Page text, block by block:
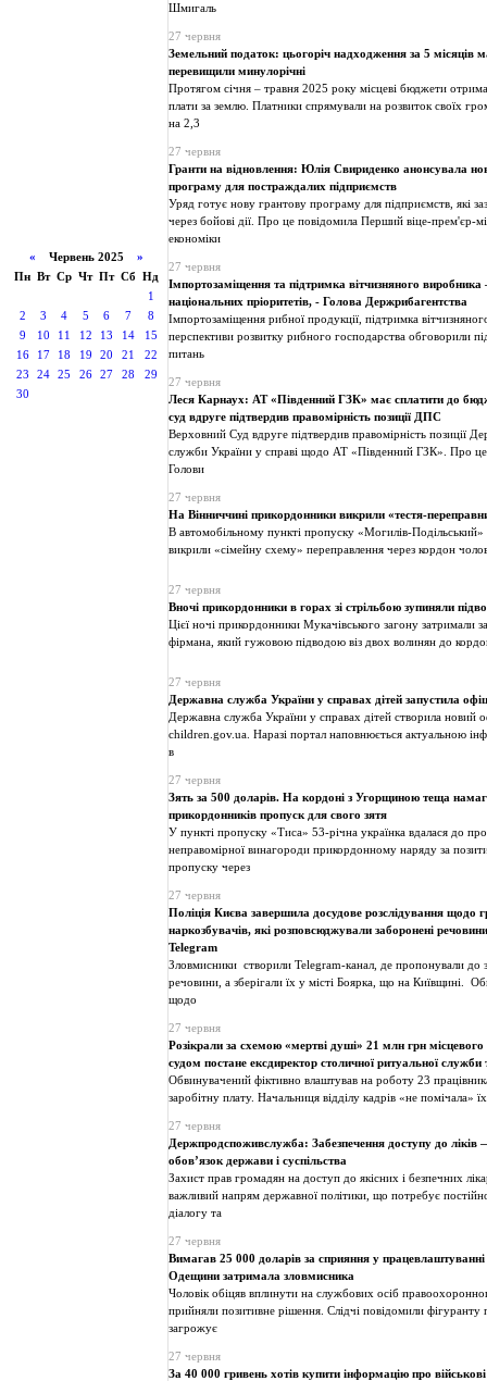
« Червень 2025 »
Пн Вт Ср Чт Пт Сб Нд
1
2
3 4 5 6 7
8
9
10 11 12 13 14
15
16
17 18 19 20 21
22
23
24 25 26 27 28
29
30
Шмигаль
27 червня
Земельний податок: цьогоріч надходження за 5 місяців
перевищили минулорічні
Протягом січня – травня 2025 року місцеві бюджети
плати за землю. Платники спрямували на розвиток своїх
на 2,3
27 червня
Гранти на відновлення: Юлія Свириденко анонсувала
програму для постраждалих підприємств
Уряд готує нову грантову програму для підприємств, які
через бойові дії. Про це повідомила Перший віце-прем'єр-
економіки
27 червня
Імпортозаміщення та підтримка вітчизняного виробника
національних пріоритетів, - Голова Держрибагентства
Імпортозаміщення рибної продукції, підтримка
перспективи розвитку рибного господарства обговорили
питань
27 червня
Леся Карнаух: АТ «Південний ГЗК» має сплатити до
суд вдруге підтвердив правомірність позиції ДПС
Верховний Суд вдруге підтвердив правомірність позиції
служби України у справі щодо АТ «Південний ГЗК». Про
Голови
27 червня
На Вінниччині прикордонники викрили «тестя-
В автомобільному пункті пропуску «Могилів-
викрили «сімейну схему» переправлення через кордон
27 червня
Вночі прикордонники в горах зі стрільбою зупиняли
Цієї ночі прикордонники Мукачівського загону затримали
фірмана, який гужовою підводою віз двох волинян до
27 червня
Державна служба України у справах дітей запустила
Державна служба України у справах дітей створила новий
children.gov.ua. Наразі портал наповнюється актуальною
в
27 червня
Зять за 500 доларів. На кордоні з Угорщиною теща
прикордонників пропуск для свого зятя
У пункті пропуску «Тиса» 53-річна українка вдалася до
неправомірної винагороди прикордонному наряду за
пропуску через
27 червня
Поліція Києва завершила досудове розслідування щодо
наркозбувачів, які розповсюджували заборонені
Telegram
Зловмисники створили Telegram-канал, де пропонували до
речовини, а зберігали їх у місті Боярка, що на Київщині.
щодо
27 червня
Розікрали за схемою «мертві душі» 21 млн грн
судом постане ексдиректор столичної ритуальної служби
Обвинувачений фіктивно влаштував на роботу 23
заробітну плату. Начальниця відділу кадрів «не помічала» їх
27 червня
Держпродспоживслужба: Забезпечення доступу до ліків
обов’язок держави і суспільства
Захист прав громадян на доступ до якісних і безпечних
важливий напрям державної політики, що потребує
діалогу та
27 червня
Вимагав 25 000 доларів за сприяння у
Одещини затримала зловмисника
Чоловік обіцяв вплинути на службових осіб
прийняли позитивне рішення. Слідчі повідомили
загрожує
27 червня
За 40 000 гривень хотів купити інформацію про